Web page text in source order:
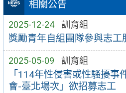
相關公告
2025-12-24 訓育組
獎勵青年自組團隊參與志工
2025-05-09 訓育組
「114年性侵害或性騷擾事
會-臺北場次」欲招募志工